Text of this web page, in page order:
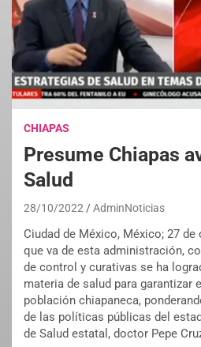
CHIAPAS
Presume Chiapas
Salud
28/10/2022 AdminNoticias
Ciudad de México, México; 27 de
que va de esta administración,
de control y curativas se ha
materia de salud para garantizar
población chiapaneca,
de las políticas públicas del
de Salud estatal, doctor Pepe